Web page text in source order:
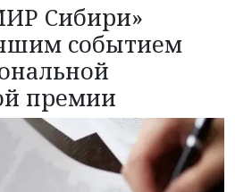
Сибири»
событием
премии